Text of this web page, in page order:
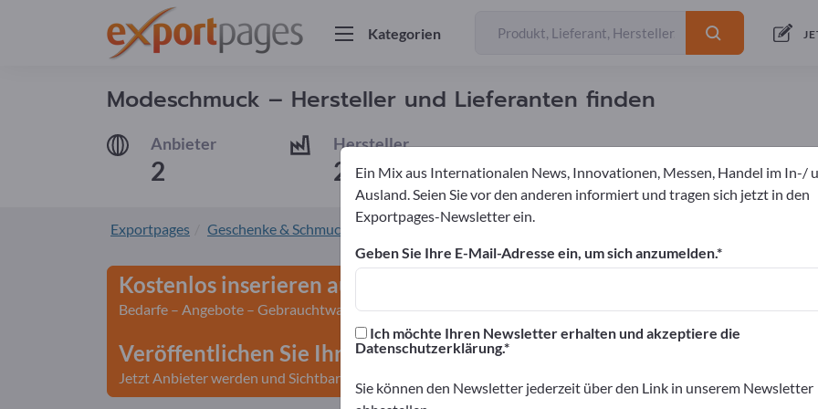
Kategorien
Modeschmuck – Hersteller und Lieferanten finden
Anbieter
2
Hersteller
2
Exportpages Geschenke & Schmuck Schmuckwaren
Kostenlos inserieren auf Exportpages!
Bedarfe – Angebote – Gebrauchtwaren – Geschäftskontakte>> hier starten
Veröffentlichen Sie Ihr Unternehmen und Ihre Produkte auf
Jetzt Anbieter werden und Sichtbarkeit gewinnen>> hier veröffentlichen
Ein Mix aus Internationalen News, Innovationen, Messen, Handel im In-/
Ausland. Seien Sie vor den anderen informiert und tragen sich jetzt in den
Exportpages-Newsletter ein.
Geben Sie Ihre E-Mail-Adresse ein, um sich anzumelden.
Ich möchte Ihren Newsletter erhalten und akzeptiere die
Datenschutzerklärung.
Sie können den Newsletter jederzeit über den Link in unserem Newsletter